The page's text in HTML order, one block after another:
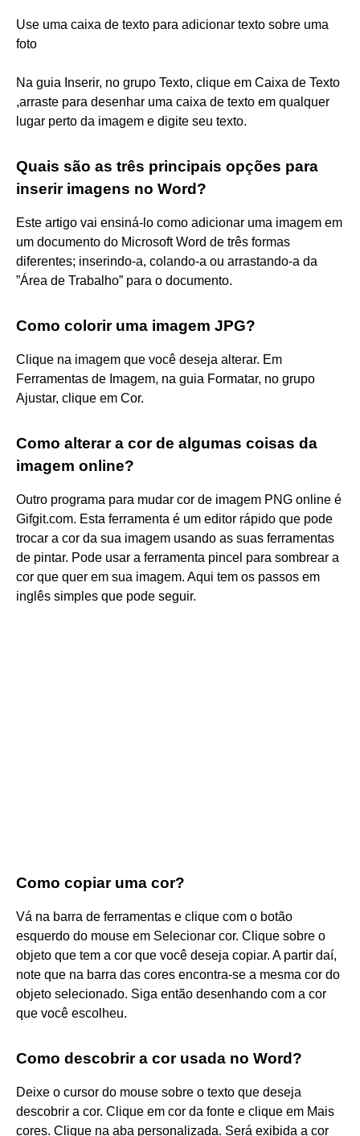
Use uma caixa de texto para adicionar texto sobre uma
foto
Na guia Inserir, no grupo Texto, clique em Caixa de Texto
,arraste para desenhar uma caixa de texto em qualquer
lugar perto da imagem e digite seu texto.
Quais são as três principais opções para
inserir imagens no Word?
Este artigo vai ensiná-lo como adicionar uma imagem em
um documento do Microsoft Word de três formas
diferentes; inserindo-a, colando-a ou arrastando-a da
”Área de Trabalho” para o documento.
Como colorir uma imagem JPG?
Clique na imagem que você deseja alterar. Em
Ferramentas de Imagem, na guia Formatar, no grupo
Ajustar, clique em Cor.
Como alterar a cor de algumas coisas da
imagem online?
Outro programa para mudar cor de imagem PNG online é
Gifgit.com. Esta ferramenta é um editor rápido que pode
trocar a cor da sua imagem usando as suas ferramentas
de pintar. Pode usar a ferramenta pincel para sombrear a
cor que quer em sua imagem. Aqui tem os passos em
inglês simples que pode seguir.
Como copiar uma cor?
Vá na barra de ferramentas e clique com o botão
esquerdo do mouse em Selecionar cor. Clique sobre o
objeto que tem a cor que você deseja copiar. A partir daí,
note que na barra das cores encontra-se a mesma cor do
objeto selecionado. Siga então desenhando com a cor
que você escolheu.
Como descobrir a cor usada no Word?
Deixe o cursor do mouse sobre o texto que deseja
descobrir a cor. Clique em cor da fonte e clique em Mais
cores. Clique na aba personalizada. Será exibida a cor